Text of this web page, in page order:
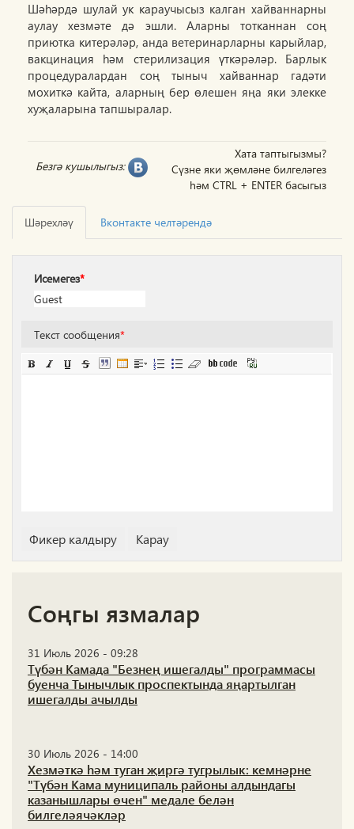
Шәһәрдә шулай ук караучысыз калган хайваннарны
аулау хезмәте дә эшли. Аларны тотканнан соң
приютка китерәләр, анда ветеринарларны карыйлар,
вакцинация һәм стерилизация үткәрәләр. Барлык
процедуралардан соң тыныч хайваннар гадәти
мохиткә кайта, аларның бер өлешен яңа яки элекке
хуҗаларына тапшыралар.
Хата таптыгызмы?
Сүзне яки җөмләне билгеләгез
һәм CTRL + ENTER басыгыз
Безгә кушылыгыз:
Шәрехләү Вконтакте челтәрендә
Исемегез*
Текст сообщения*
Соңгы язмалар
31 Июль 2026 - 09:28
Түбән Камада "Безнең ишегалды" программасы
буенча Тынычлык проспектында яңартылган
ишегалды ачылды
30 Июль 2026 - 14:00
Хезмәткә һәм туган җиргә тугрылык: кемнәрне
"Түбән Кама муниципаль районы алдындагы
казанышлары өчен" медале белән
билгеләячәкләр